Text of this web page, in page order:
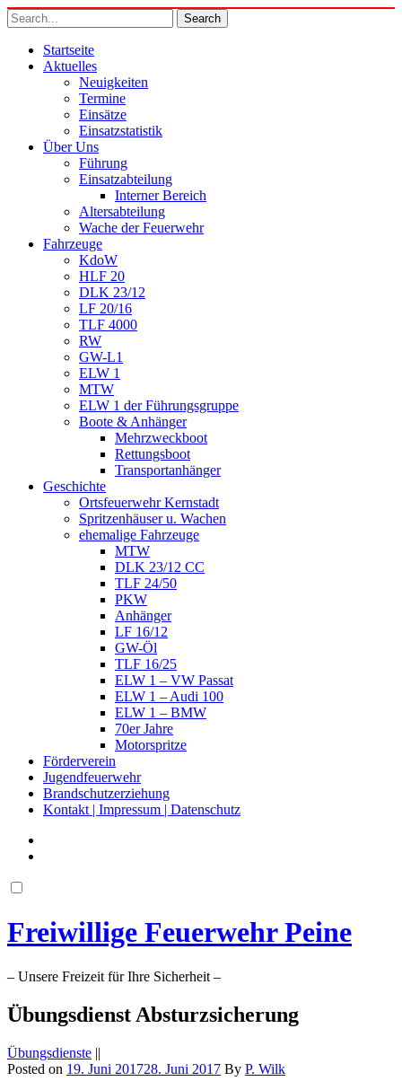
Startseite
Aktuelles
Neuigkeiten
Termine
Einsätze
Einsatzstatistik
Über Uns
Führung
Einsatzabteilung
Interner Bereich
Altersabteilung
Wache der Feuerwehr
Fahrzeuge
KdoW
HLF 20
DLK 23/12
LF 20/16
TLF 4000
RW
GW-L1
ELW 1
MTW
ELW 1 der Führungsgruppe
Boote & Anhänger
Mehrzweckboot
Rettungsboot
Transportanhänger
Geschichte
Ortsfeuerwehr Kernstadt
Spritzenhäuser u. Wachen
ehemalige Fahrzeuge
MTW
DLK 23/12 CC
TLF 24/50
PKW
Anhänger
LF 16/12
GW-Öl
TLF 16/25
ELW 1 – VW Passat
ELW 1 – Audi 100
ELW 1 – BMW
70er Jahre
Motorspritze
Förderverein
Jugendfeuerwehr
Brandschutzerziehung
Kontakt | Impressum | Datenschutz
Freiwillige Feuerwehr Peine
– Unsere Freizeit für Ihre Sicherheit –
Übungsdienst Absturzsicherung
Übungsdienste ||
Posted on 19. Juni 201728. Juni 2017 By P. Wilk